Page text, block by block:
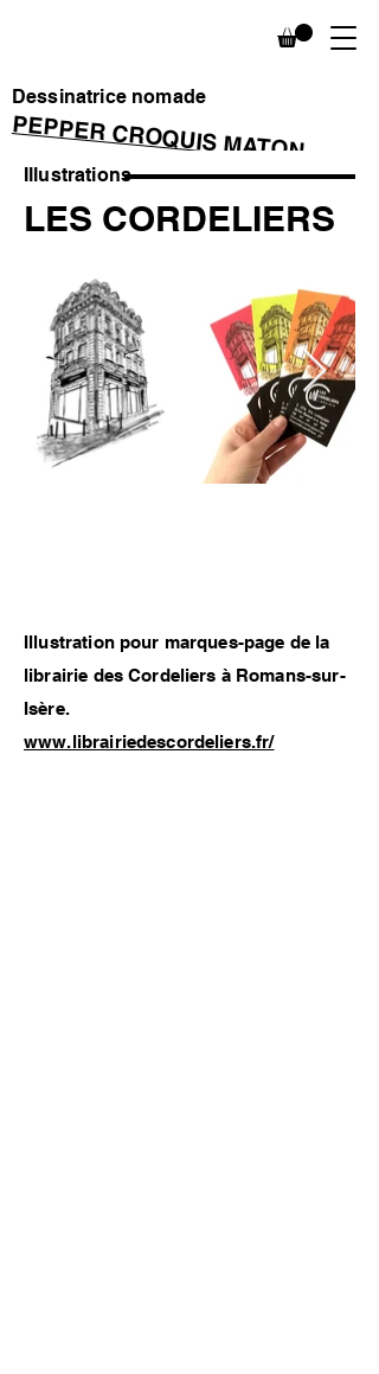
Dessinatrice nomade
PEPPER CROQUIS MATON
Illustrations
LES CORDELIERS
Illustration pour marques-page de la
librairie des Cordeliers à Romans-sur-
Isère.
www.librairiedescordeliers.fr/